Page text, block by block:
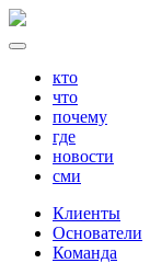
кто
что
почему
где
новости
сми
Клиенты
Основатели
Команда